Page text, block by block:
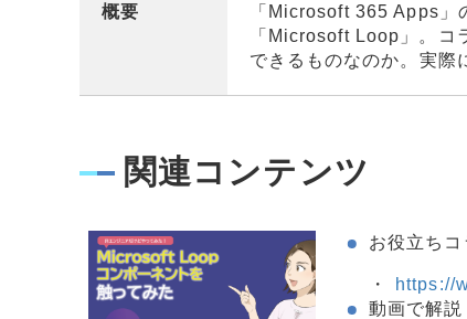
概要
「Microsoft 365 Apps
「Microsoft Loop」。コ
できるものなのか。実際
関連コンテンツ
お役立ち
https://
動画で解